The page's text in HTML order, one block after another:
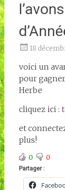
18
voici un
pour
Herbe
cliquez ici :
et
plus!
0 0
Partager :